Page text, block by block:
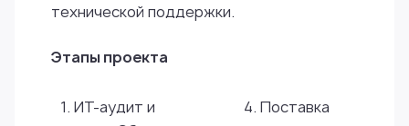
технической поддержки.
Этапы проекта
1. ИТ-аудит и
4. Поставка